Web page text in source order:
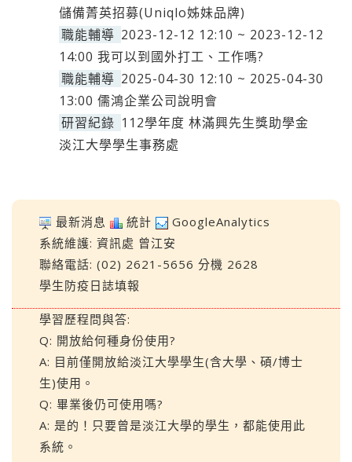
儲備菁英招募(Uniqlo姊妹品牌)
職能輔導 2023-12-12 12:10 ~ 2023-12-12
14:00 我可以到國外打工、工作嗎?
職能輔導 2025-04-30 12:10 ~ 2025-04-30
13:00 儒鴻企業公司說明會
研習紀錄 112學年度 林滿興先生獎助學金
淡江大學學生事務處
最新消息 統計
GoogleAnalytics
系統維護: 資訊處 曾江安
聯絡電話: (02) 2621-5656 分機 2628
學生防疫日誌填報
學習歷程問與答:
Q: 開放給何種身份使用?
A: 目前僅開放給淡江大學學生(含大學、碩/博士
生)使用。
Q: 畢業後仍可使用嗎?
A: 是的！只要曾是淡江大學的學生，都能使用此
系統。